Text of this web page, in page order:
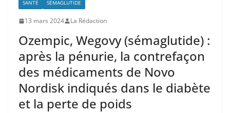
SANTÉ
SÉMAGLUTIDE
13 mars 2024 La Rédaction
Ozempic, Wegovy (sémaglutide) :
après la pénurie, la contrefaçon
des médicaments de Novo
Nordisk indiqués dans le diabète
et la perte de poids